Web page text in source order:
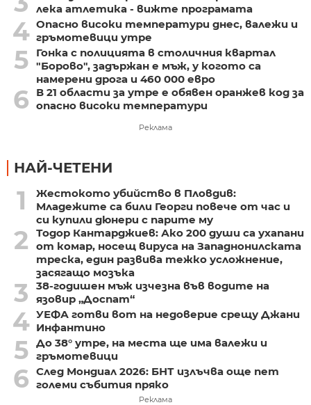
лека атлетика - вижте програмата
4 Опасно високи температури днес, валежи и
гръмотевици утре
5
Гонка с полицията в столичния квартал
"Борово", задържан е мъж, у когото са
намерени дрога и 460 000 евро
6
В 21 области за утре е обявен оранжев код за
опасно високи температури
Реклама
НАЙ-ЧЕТЕНИ
1
Жестокото убийство в Пловдив:
Младежите са били Георги повече от час и
си купили дюнери с парите му
2
Тодор Кантарджиев: Ако 200 души са ухапани
от комар, носещ вируса на Западнонилската
треска, един развива тежко усложнение,
засягащо мозъка
3
38-годишен мъж изчезна във водите на
язовир „Доспат“
4 УЕФА готви вот на недоверие срещу Джани
Инфантино
5 До 38° утре, на места ще има валежи и
гръмотевици
6 След Мондиал 2026: БНТ излъчва още пет
големи събития пряко
Реклама